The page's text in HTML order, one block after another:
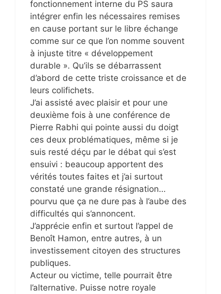
fonctionnement interne du PS saura
intégrer enfin les nécessaires remises
en cause portant sur le libre échange
comme sur ce que l’on nomme souvent
à injuste titre « développement
durable ». Qu’ils se débarrassent
d’abord de cette triste croissance et de
leurs colifichets.
J’ai assisté avec plaisir et pour une
deuxième fois à une conférence de
Pierre Rabhi qui pointe aussi du doigt
ces deux problématiques, même si je
suis resté déçu par le débat qui s’est
ensuivi : beaucoup apportent des
vérités toutes faites et j’ai surtout
constaté une grande résignation…
pourvu que ça ne dure pas à l’aube des
difficultés qui s’annoncent.
J’apprécie enfin et surtout l’appel de
Benoît Hamon, entre autres, à un
investissement citoyen des structures
publiques.
Acteur ou victime, telle pourrait être
l’alternative. Puisse notre royale